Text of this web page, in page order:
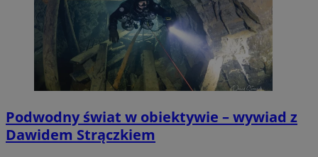
Podwodny świat w obiektywie – wywiad z
Dawidem Strączkiem